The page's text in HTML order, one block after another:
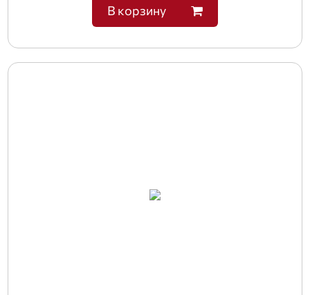
В корзину